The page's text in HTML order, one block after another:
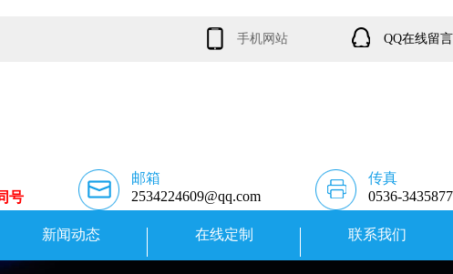
手机网站 QQ在线留言
号
邮箱
2534224609@qq.com
传真
0536-3435877
新闻动态 在线定制 联系我们